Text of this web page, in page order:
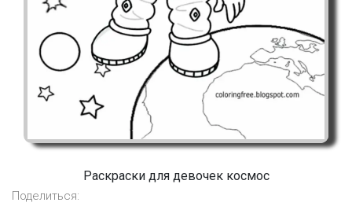
Раскраски для девочек космос
Поделиться: